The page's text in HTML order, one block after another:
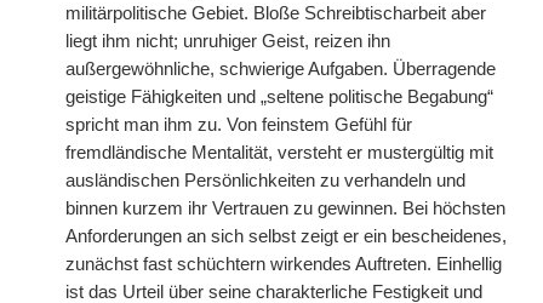
militärpolitische Gebiet. Bloße Schreibtischarbeit aber
liegt ihm nicht; unruhiger Geist, reizen ihn
außergewöhnliche, schwierige Aufgaben. Überragende
geistige Fähigkeiten und „seltene politische Begabung“
spricht man ihm zu. Von feinstem Gefühl für
fremdländische Mentalität, versteht er mustergültig mit
ausländischen Persönlichkeiten zu verhandeln und
binnen kurzem ihr Vertrauen zu gewinnen. Bei höchsten
Anforderungen an sich selbst zeigt er ein bescheidenes,
zunächst fast schüchtern wirkendes Auftreten. Einhellig
ist das Urteil über seine charakterliche Festigkeit und